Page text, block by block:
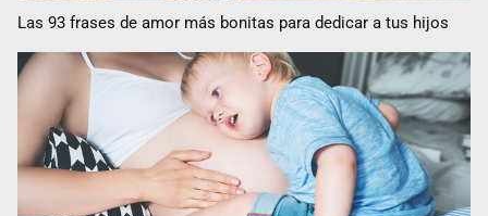
Las 93 frases de amor más bonitas para dedicar a tus hijos